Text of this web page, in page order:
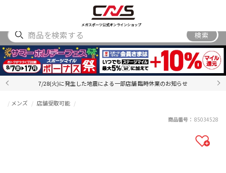
メガスポーツ公式オンラインショップ
ACCESSORY
検索
7/28(火)に発生した地震による一部店舗 臨時休業のお知らせ
メンズ 店舗受取可能
商品番号： 85034528